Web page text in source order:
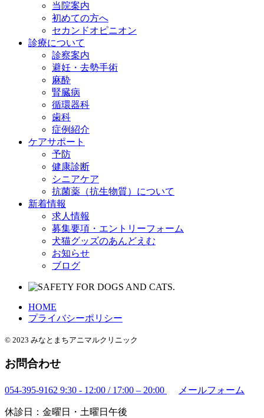
当院案内
初めての方へ
セカンドオピニオン
診療について
診察案内
避妊・去勢手術
麻酔
腎臓病
循環器科
歯科
症例紹介
ケアサポート
予防
健康診断
シニアケア
抗菌薬（抗生物質）について
新着情報
求人情報
募集要項・エントリーフォーム
犬猫グッズのあんどえむ
お知らせ
ブログ
HOME
プライバシーポリシー
© 2023 みなとまちアニマルクリニック
お問合わせ
054-395-9162 9:30 - 12:00 / 17:00 – 20:00 メールフォーム
休診日：金曜日・土曜日午後